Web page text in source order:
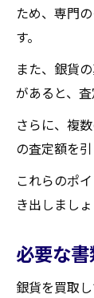
ため、専門
す。
また、銀貨
があると、
さらに、複
の査定額を
これらのポ
き出しましょ
必要な
銀貨を買取